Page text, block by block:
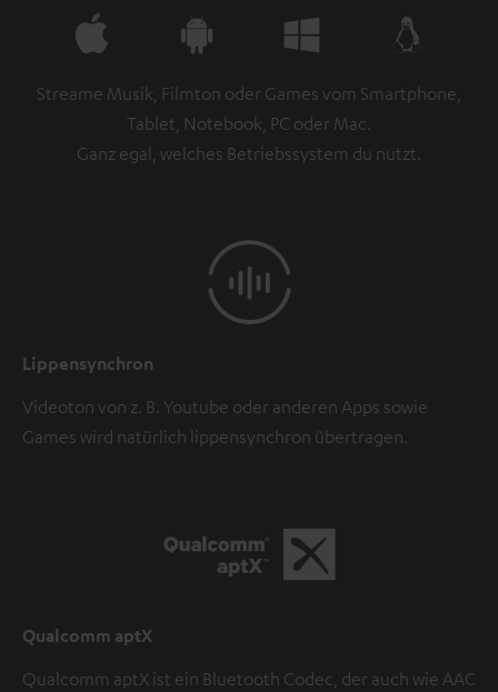
Streame Musik, Filmton oder Games vom Smartphone,
Tablet, Notebook, PC oder Mac.
Ganz egal, welches Betriebssystem du nutzt.
Lippensynchron
Videoton von z. B. Youtube oder anderen Apps sowie
Games wird natürlich lippensynchron übertragen.
Qualcomm aptX
Qualcomm aptX ist ein Bluetooth Codec, der auch wie AAC